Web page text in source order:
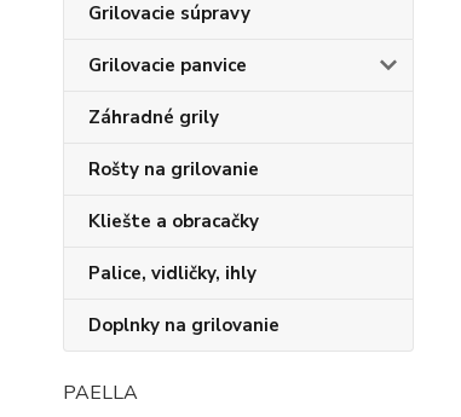
Grilovacie súpravy
Grilovacie panvice
Záhradné grily
Rošty na grilovanie
Kliešte a obracačky
Palice, vidličky, ihly
Doplnky na grilovanie
PAELLA